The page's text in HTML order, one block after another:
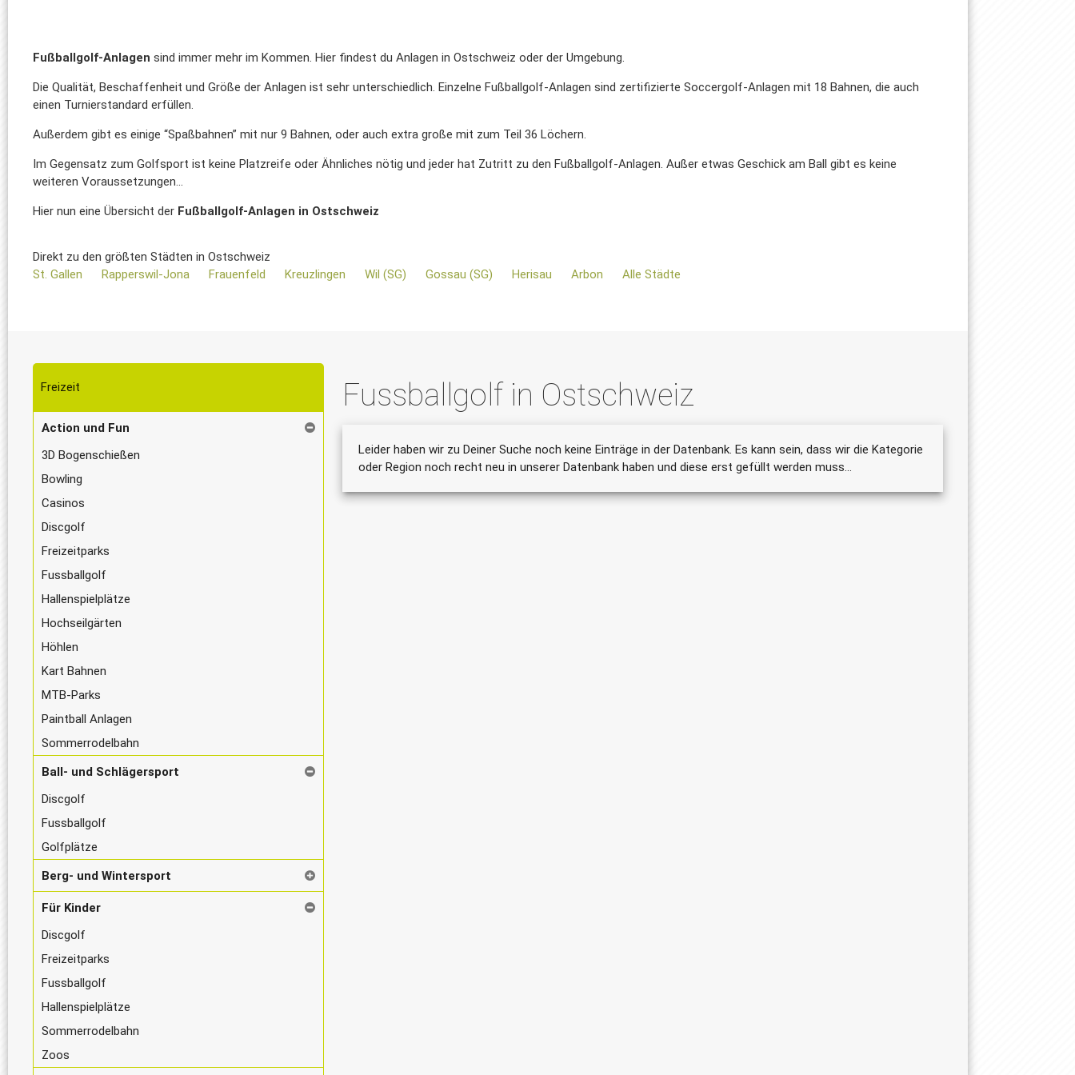
Fußballgolf-Anlagen sind immer mehr im Kommen. Hier findest du Anlagen in Ostschweiz oder der Umgebung.
Die Qualität, Beschaffenheit und Größe der Anlagen ist sehr unterschiedlich. Einzelne Fußballgolf-Anlagen sind zertifizierte Soccergolf-Anlagen mit 18 Bahnen, die auch
einen Turnierstandard erfüllen.
Außerdem gibt es einige “Spaßbahnen” mit nur 9 Bahnen, oder auch extra große mit zum Teil 36 Löchern.
Im Gegensatz zum Golfsport ist keine Platzreife oder Ähnliches nötig und jeder hat Zutritt zu den Fußballgolf-Anlagen. Außer etwas Geschick am Ball gibt es keine
weiteren Voraussetzungen...
Hier nun eine Übersicht der Fußballgolf-Anlagen in Ostschweiz
Direkt zu den größten Städten in Ostschweiz
St. Gallen
Rapperswil-Jona Frauenfeld Kreuzlingen Wil (SG) Gossau (SG) Herisau Arbon Alle Städte
Freizeit
Action und Fun
3D Bogenschießen
Bowling
Casinos
Discgolf
Freizeitparks
Fussballgolf
Hallenspielplätze
Hochseilgärten
Höhlen
Kart Bahnen
MTB-Parks
Paintball Anlagen
Sommerrodelbahn
Ball- und Schlägersport
Discgolf
Fussballgolf
Golfplätze
Berg- und Wintersport
Für Kinder
Discgolf
Freizeitparks
Fussballgolf
Hallenspielplätze
Sommerrodelbahn
Zoos
Fussballgolf in Ostschweiz
Leider haben wir zu Deiner Suche noch keine Einträge in der Datenbank. Es kann sein, dass wir die Kategorie
oder Region noch recht neu in unserer Datenbank haben und diese erst gefüllt werden muss...